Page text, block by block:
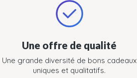
Une offre de qualité
Une grande diversité de bons cadeaux
uniques et qualitatifs.